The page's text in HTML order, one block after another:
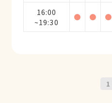
16:00
~19:30
● ● ●
1